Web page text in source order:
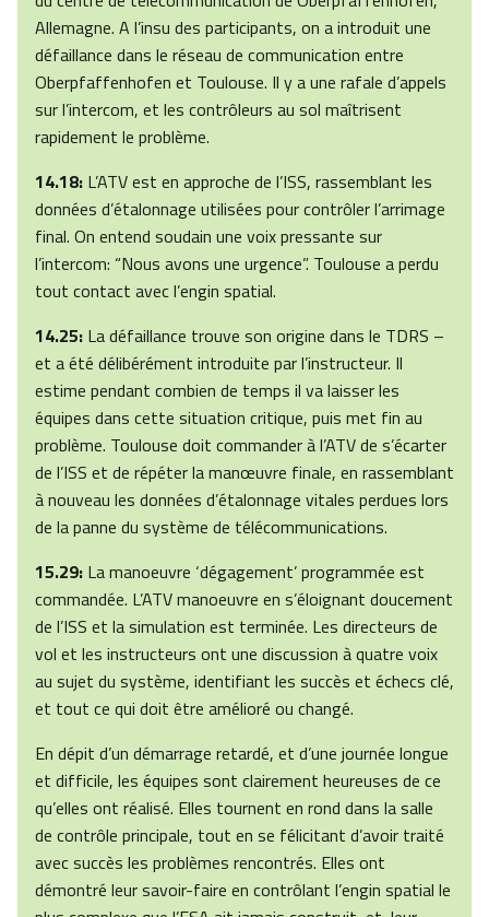
Allemagne. A l’insu des participants, on a introduit une
défaillance dans le réseau de communication entre
Oberpfaffenhofen et Toulouse. Il y a une rafale d’appels
sur l’intercom, et les contrôleurs au sol maîtrisent
rapidement le problème.
14.18: L’ATV est en approche de l’ISS, rassemblant les
données d’étalonnage utilisées pour contrôler l’arrimage
final. On entend soudain une voix pressante sur
l’intercom: “Nous avons une urgence”. Toulouse a perdu
tout contact avec l’engin spatial.
14.25: La défaillance trouve son origine dans le TDRS –
et a été délibérément introduite par l’instructeur. Il
estime pendant combien de temps il va laisser les
équipes dans cette situation critique, puis met fin au
problème. Toulouse doit commander à l’ATV de s’écarter
de l’ISS et de répéter la manœuvre finale, en rassemblant
à nouveau les données d’étalonnage vitales perdues lors
de la panne du système de télécommunications.
15.29: La manoeuvre ‘dégagement’ programmée est
commandée. L’ATV manoeuvre en s’éloignant doucement
de l’ISS et la simulation est terminée. Les directeurs de
vol et les instructeurs ont une discussion à quatre voix
au sujet du système, identifiant les succès et échecs clé,
et tout ce qui doit être amélioré ou changé.
En dépit d’un démarrage retardé, et d’une journée longue
et difficile, les équipes sont clairement heureuses de ce
qu’elles ont réalisé. Elles tournent en rond dans la salle
de contrôle principale, tout en se félicitant d’avoir traité
avec succès les problèmes rencontrés. Elles ont
démontré leur savoir-faire en contrôlant l’engin spatial le